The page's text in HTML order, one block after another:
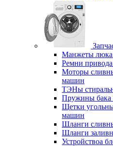
Манжеты люка
Ремни
Моторы
машин
ТЭНы
Пружины бака
Щетки
машин
Шланги
Шланги
Устройствоа